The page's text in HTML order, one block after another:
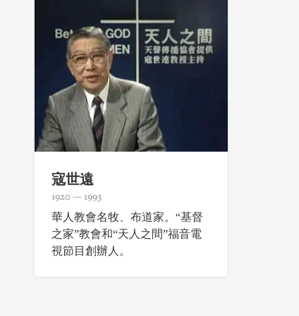
寇世遠
1920 — 1993
華人教會名牧、布道家。“基督
之家”教會和“天人之間”福音電
視節目創辦人。